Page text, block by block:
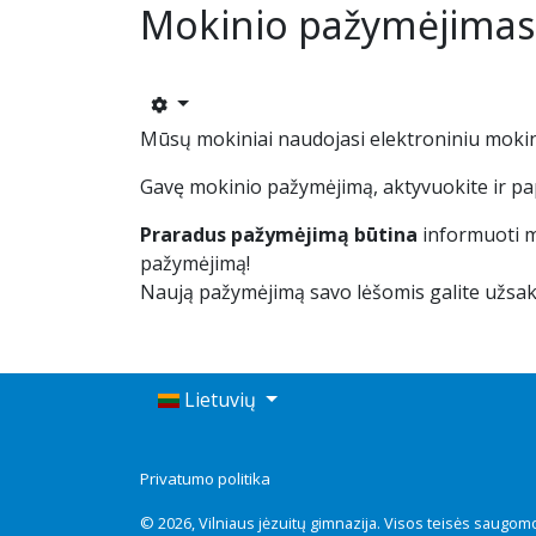
Mokinio pažymėjimas
Mūsų mokiniai naudojasi elektroniniu
Gavę mokinio pažymėjimą, aktyvuokite ir
Praradus pažymėjimą būtina informuoti
pažymėjimą!
Naują pažymėjimą savo lėšomis galite
Lietuvių
Privatumo politika
© 2026, Vilniaus jėzuitų gimnazija. Visos teisės